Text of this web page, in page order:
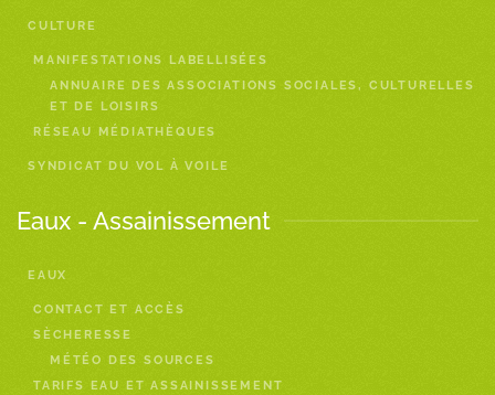
CULTURE
MANIFESTATIONS LABELLISÉES
ANNUAIRE DES ASSOCIATIONS SOCIALES, CULTURELLES
ET DE LOISIRS
RÉSEAU MÉDIATHÈQUES
SYNDICAT DU VOL À VOILE
Eaux - Assainissement
EAUX
CONTACT ET ACCÈS
SÈCHERESSE
MÉTÉO DES SOURCES
TARIFS EAU ET ASSAINISSEMENT